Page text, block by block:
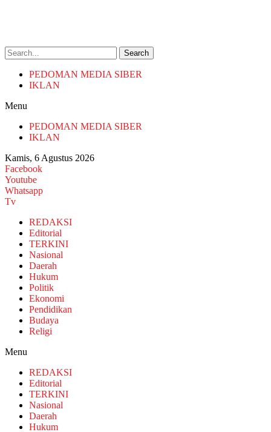
Search
PEDOMAN MEDIA SIBER
IKLAN
Menu
PEDOMAN MEDIA SIBER
IKLAN
Kamis, 6 Agustus 2026
Facebook
Youtube
Whatsapp
Tv
REDAKSI
Editorial
TERKINI
Nasional
Daerah
Hukum
Politik
Ekonomi
Pendidikan
Budaya
Religi
Menu
REDAKSI
Editorial
TERKINI
Nasional
Daerah
Hukum